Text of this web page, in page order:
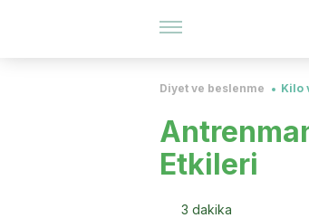
Diyet ve beslenme Kilo
Etkileri
3 dakika